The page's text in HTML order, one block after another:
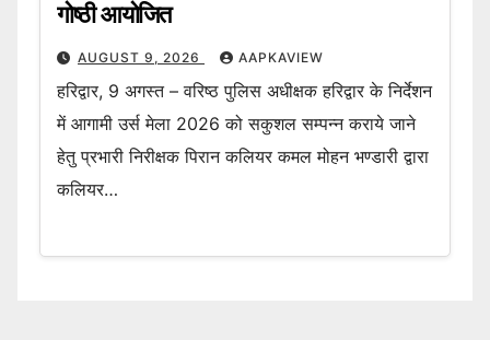
गोष्ठी आयोजित
AUGUST 9, 2026 AAPKAVIEW
हरिद्वार, 9 अगस्त – वरिष्ठ पुलिस अधीक्षक हरिद्वार के निर्देशन
में आगामी उर्स मेला 2026 को सकुशल सम्पन्न कराये जाने
हेतु प्रभारी निरीक्षक पिरान कलियर कमल मोहन भण्डारी द्वारा
कलियर…